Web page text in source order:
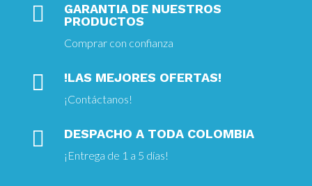

GARANTIA DE NUESTROS
PRODUCTOS
Comprar con confianza
 !LAS MEJORES OFERTAS!
¡Contáctanos!
 DESPACHO A TODA COLOMBIA
¡Entrega de 1 a 5 días!